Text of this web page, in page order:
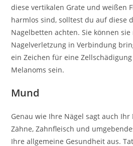
diese vertikalen Grate und weißen
harmlos sind, solltest du auf diese
Nagelbetten achten. Sie können
Nagelverletzung in Verbindung
ein Zeichen für eine
Melanoms sein.
Mund
Genau wie Ihre Nägel sagt auch
Zähne, Zahnfleisch und
Ihre allgemeine Gesundheit aus.